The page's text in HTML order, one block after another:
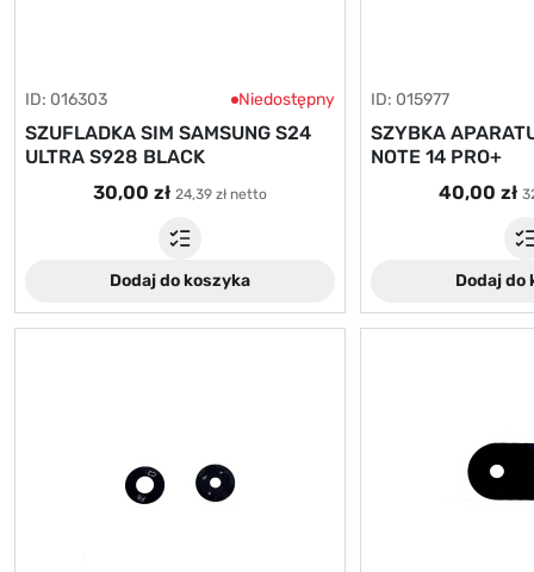
ID: 016303 Niedostępny
SZUFLADKA SIM SAMSUNG S24
ULTRA S928 BLACK
30,00 zł 24,39 zł netto
Dodaj do koszyka
ID: 015977
SZYBKA
NOTE 14 PRO+
40,00 zł
Dodaj do